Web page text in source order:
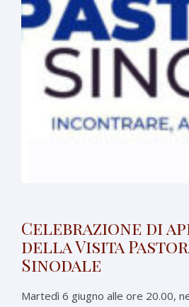
Celebrazione di
della Visita
Sinodale
Martedì 6 giugno alle ore 20.00,